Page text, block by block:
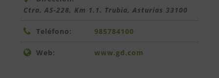
Ctra. AS-228, Km 1.1. Trubia, Asturias 33100
Teléfono: 985784100
Web: www.gd.com